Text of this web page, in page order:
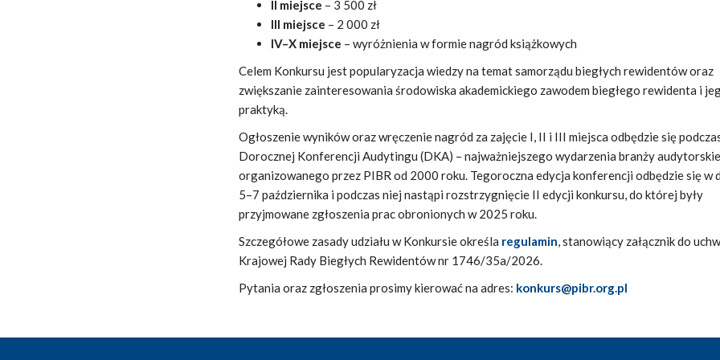
II miejsce – 3 500 zł
III miejsce – 2 000 zł
IV–X miejsce – wyróżnienia w formie nagród książkowych
Celem Konkursu jest popularyzacja wiedzy na temat samorządu biegłych rewidentów oraz
zwiększanie zainteresowania środowiska akademickiego zawodem biegłego rewidenta i
praktyką.
Ogłoszenie wyników oraz wręczenie nagród za zajęcie I, II i III miejsca odbędzie się
Dorocznej Konferencji Audytingu (DKA) – najważniejszego wydarzenia branży
organizowanego przez PIBR od 2000 roku. Tegoroczna edycja konferencji odbędzie się w
5–7 października i podczas niej nastąpi rozstrzygnięcie II edycji konkursu, do której były
przyjmowane zgłoszenia prac obronionych w 2025 roku.
Szczegółowe zasady udziału w Konkursie określa regulamin , stanowiący załącznik do
Krajowej Rady Biegłych Rewidentów nr 1746/35a/2026.
Pytania oraz zgłoszenia prosimy kierować na adres: konkurs@pibr.org.pl